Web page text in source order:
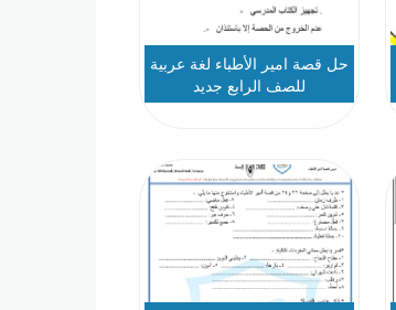
حل قصة امير الأطباء لغة عربية
للصف الرابع جديد